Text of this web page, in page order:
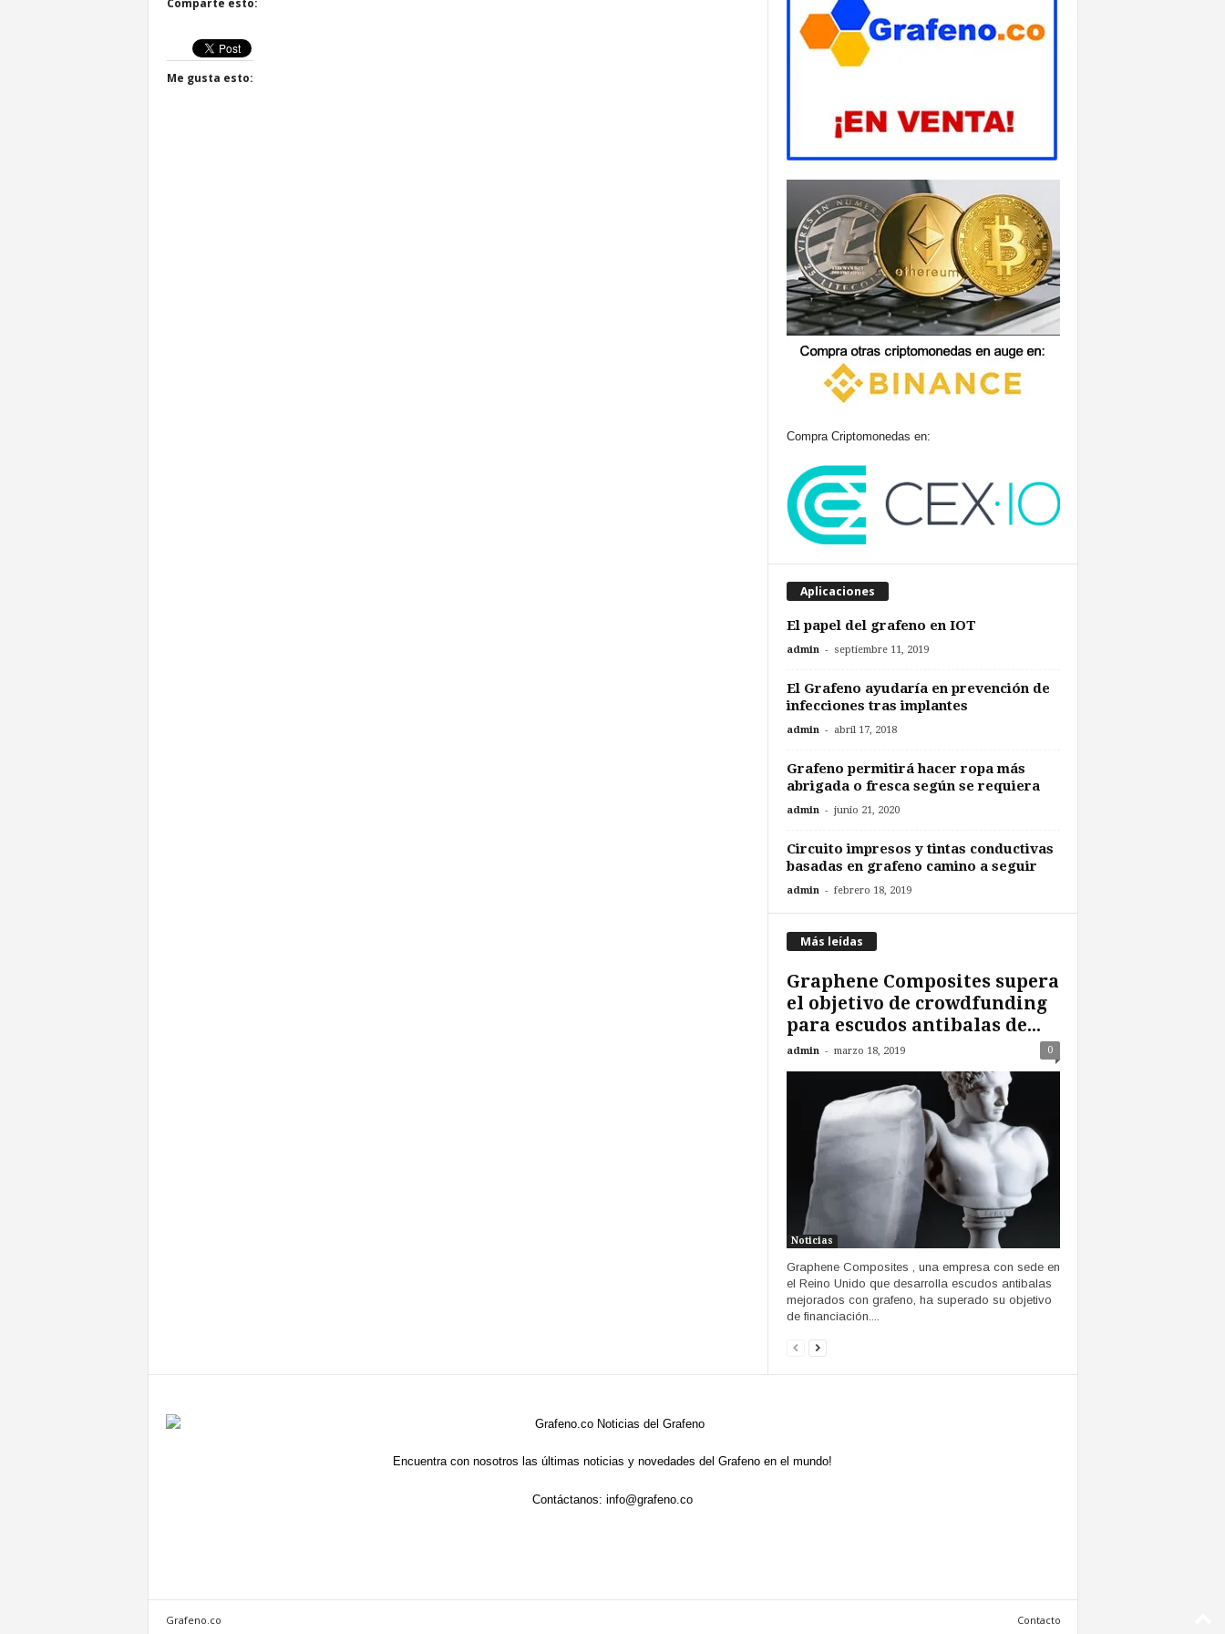
Comparte esto:
Me gusta esto:
Compra Criptomonedas en:
Aplicaciones
El papel del grafeno en IOT
admin - septiembre 11, 2019
El Grafeno ayudaría en prevención de
infecciones tras implantes
admin - abril 17, 2018
Grafeno permitirá hacer ropa más
abrigada o fresca según se requiera
admin - junio 21, 2020
Circuito impresos y tintas conductivas
basadas en grafeno camino a seguir
admin - febrero 18, 2019
Más leídas
Graphene Composites supera
el objetivo de crowdfunding
para escudos antibalas de...
admin - marzo 18, 2019 0
Noticias
Graphene Composites , una empresa con sede en
el Reino Unido que desarrolla escudos antibalas
mejorados con grafeno, ha superado su objetivo
de financiación....
Encuentra con nosotros las últimas noticias y novedades del Grafeno en el mundo!
Contáctanos: info@grafeno.co
Contacto
Grafeno.co